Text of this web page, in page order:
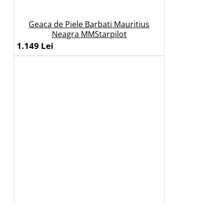
Geaca de Piele Barbati Mauritius
Neagra MMStarpilot
1.149 Lei